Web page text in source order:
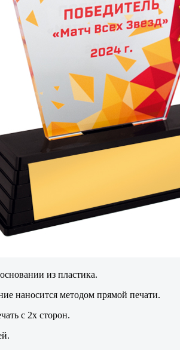
из пластика.
наносится методом прямой печати.
c 2х сторон.